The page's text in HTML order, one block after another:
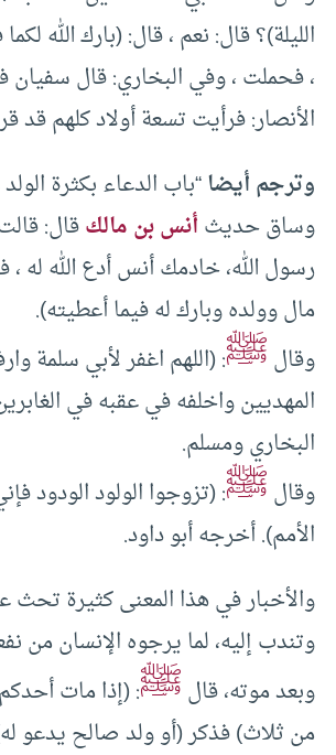
الليلة)؟ قال: نعم ، قال: (بارك الله
، فحملت ، وفي البخاري: قال
الأنصار: فرأيت تسعة أولاد كلهم قد
وترجم أيضا“باب الدعاء بكثرة
وساق حديثأنس بن مالكقال:
رسول الله، خادمك أنس أدع الله له ،
مال وولده وبارك له فيما أعطيته).
وقالﷺ: (اللهم اغفر لأبي سلمة
المهديين واخلفه في عقبه في
البخاري ومسلم.
وقالﷺ: (تزوجوا الولود الودود
الأمم). أخرجه أبو داود.
والأخبار في هذا المعنى كثيرة تحث
وتندب إليه، لما يرجوه الإنسان من
وبعد موته، قالﷺ: (إذا مات
من ثلاث) فذكر (أو ولد صالح يدعو